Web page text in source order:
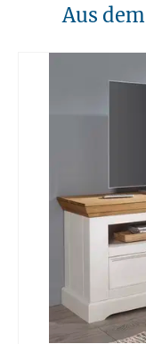
10. Brandschutz
Am Ende der
werden.
Sammelstellen
Unsere
Gebrauch in
kommerziellen
Unsere
Aus